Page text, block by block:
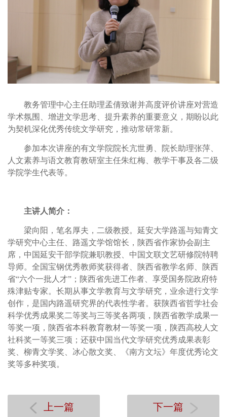
教务管理中心主任助理孟倩致谢并高度评价讲座对营造
学术氛围、增进文学思考、提升素养的重要意义，期盼以此
为契机深化优秀传统文学研究，推动常研常新。
参加本次讲座的有文学院院长亢世勇、院长助理张萍、
人文素养与语文教育教研室主任朱红梅、教学干事及各二级
学院学生代表等。
主讲人简介：
梁向阳，笔名厚夫，二级教授。延安大学路遥与知青文
学研究中心主任、路遥文学馆馆长，陕西省作家协会副主
席，中国延安干部学院兼职教授、中国文联文艺研修院特聘
导师。全国宝钢优秀教师奖获得者、陕西省教学名师、陕西
省“六个一批人才”；陕西省先进工作者、享受国务院政府特
殊津贴专家。长期从事文学教育与文学研究，业余进行文学
创作，是国内路遥研究界的代表性学者。获陕西省哲学社会
科学优秀成果奖二等奖与三等奖各两项，陕西省教学成果一
等奖一项，陕西省本科教育教材一等奖一项，陕西高校人文
社科奖一等奖三项；还获中国当代文学研究优秀成果表彰
奖、柳青文学奖、冰心散文奖、《南方文坛》年度优秀论文
奖等多种奖项。
上一篇 下一篇